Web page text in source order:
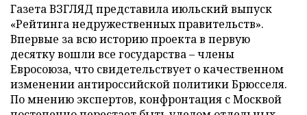
Газета ВЗГЛЯД представила июльский выпуск
«Рейтинга недружественных правительств».
Впервые за всю историю проекта в первую
десятку вошли все государства – члены
Евросоюза, что свидетельствует о качественном
изменении антироссийской политики Брюсселя.
По мнению экспертов, конфронтация с Москвой